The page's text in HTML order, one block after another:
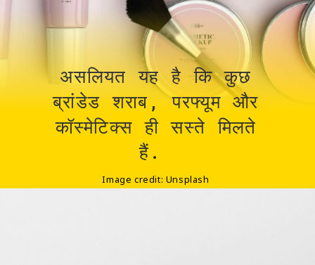
Image credit: Unsplash
असलियत यह है कि कुछ
ब्रांडेड शराब, परफ्यूम और
कॉस्मेटिक्स ही सस्ते मिलते
हैं.